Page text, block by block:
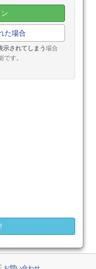
た場合
示されてしまう場合
す。